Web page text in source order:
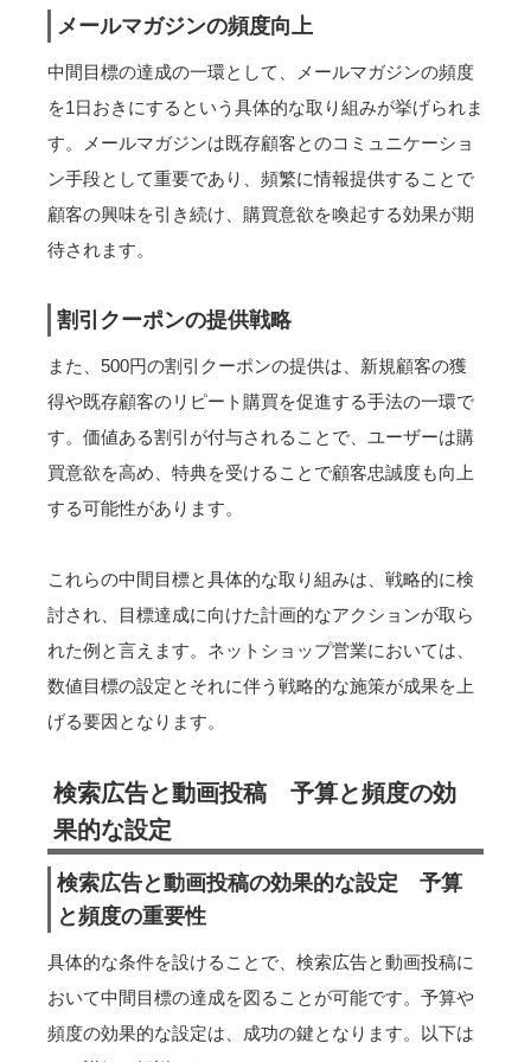
メールマガジンの頻度向上
中間目標の達成の一環として、メールマガジンの頻度
を1日おきにするという具体的な取り組みが挙げられま
す。メールマガジンは既存顧客とのコミュニケーショ
ン手段として重要であり、頻繁に情報提供することで
顧客の興味を引き続け、購買意欲を喚起する効果が期
待されます。
割引クーポンの提供戦略
また、500円の割引クーポンの提供は、新規顧客の獲
得や既存顧客のリピート購買を促進する手法の一環で
す。価値ある割引が付与されることで、ユーザーは購
買意欲を高め、特典を受けることで顧客忠誠度も向上
する可能性があります。
これらの中間目標と具体的な取り組みは、戦略的に検
討され、目標達成に向けた計画的なアクションが取ら
れた例と言えます。ネットショップ営業においては、
数値目標の設定とそれに伴う戦略的な施策が成果を上
げる要因となります。
検索広告と動画投稿 予算と頻度の効
果的な設定
検索広告と動画投稿の効果的な設定 予算
と頻度の重要性
具体的な条件を設けることで、検索広告と動画投稿に
おいて中間目標の達成を図ることが可能です。予算や
頻度の効果的な設定は、成功の鍵となります。以下は